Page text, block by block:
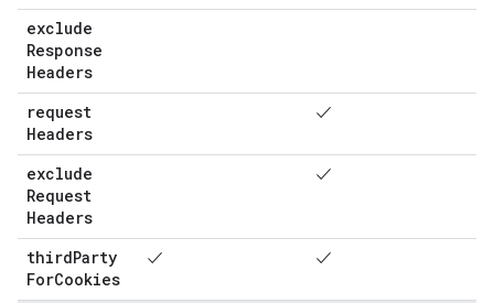
exclude
Response
Headers
request
Headers
✓
exclude
Request
Headers
✓
thirdParty
ForCookies
✓ ✓